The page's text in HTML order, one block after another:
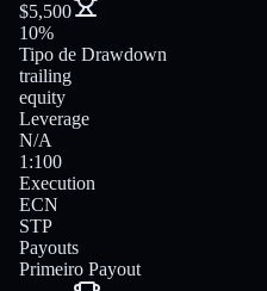
$5,500
10%
Tipo de Drawdown
trailing
equity
Leverage
N/A
1:100
Execution
ECN
STP
Payouts
Primeiro Payout